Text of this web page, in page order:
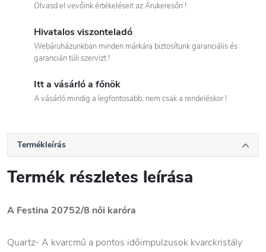
Olvasd el vevőink értékeléseit az Árukeresőn !
Hivatalos viszonteladó
Webáruházunkban minden márkára biztosítunk garanciális és
garancián túli szervizt !
Itt a vásárló a főnök
A vásárló mindig a legfontosabb, nem csak a rendeléskor !
Termékleírás
Termék részletes leírása
A Festina 20752/8 női karóra
Quartz- A kvarcmű a pontos időimpulzusok kvarckristály